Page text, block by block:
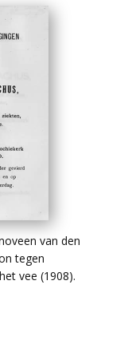
van den
tegen
vee (1908).